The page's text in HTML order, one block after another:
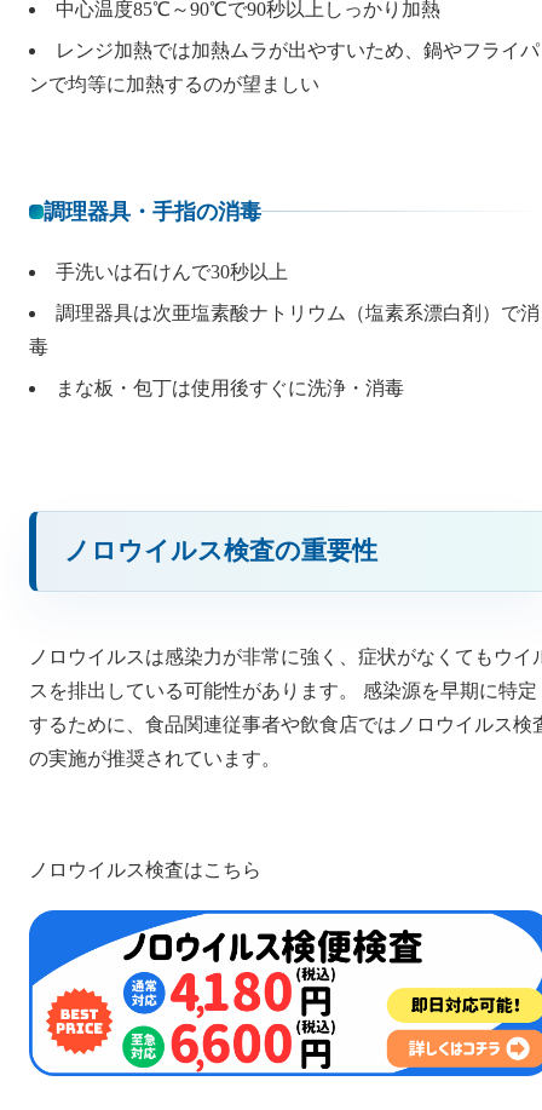
中心温度85℃～90℃で90秒以上しっかり加熱
レンジ加熱では加熱ムラが出やすいため、鍋やフライパ
ンで均等に加熱するのが望ましい
調理器具・手指の消毒
手洗いは石けんで30秒以上
調理器具は次亜塩素酸ナトリウム（塩素系漂白剤）で消
毒
まな板・包丁は使用後すぐに洗浄・消毒
ノロウイルス検査の重要性
ノロウイルスは感染力が非常に強く、症状がなくてもウイ
スを排出している可能性があります。 感染源を早期に特定
するために、食品関連従事者や飲食店ではノロウイルス検
の実施が推奨されています。
ノロウイルス検査はこちら